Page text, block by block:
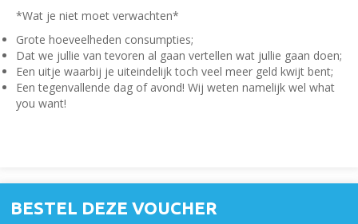
*Wat je niet moet verwachten*
Grote hoeveelheden consumpties;
Dat we jullie van tevoren al gaan vertellen wat jullie gaan doen;
Een uitje waarbij je uiteindelijk toch veel meer geld kwijt bent;
Een tegenvallende dag of avond! Wij weten namelijk wel what
you want!
BESTEL DEZE VOUCHER